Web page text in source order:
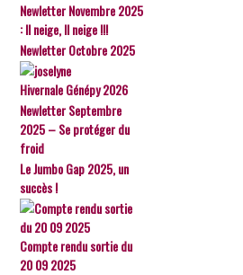
Newletter Novembre 2025
: Il neige, Il neige !!!
Newletter Octobre 2025
Hivernale Génépy 2026
Newletter Septembre
2025 – Se protéger du
froid
Le Jumbo Gap 2025, un
succès !
Compte rendu sortie du
20 09 2025